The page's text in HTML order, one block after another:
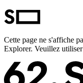
Cette page ne s'affiche
Explorer. Veuillez